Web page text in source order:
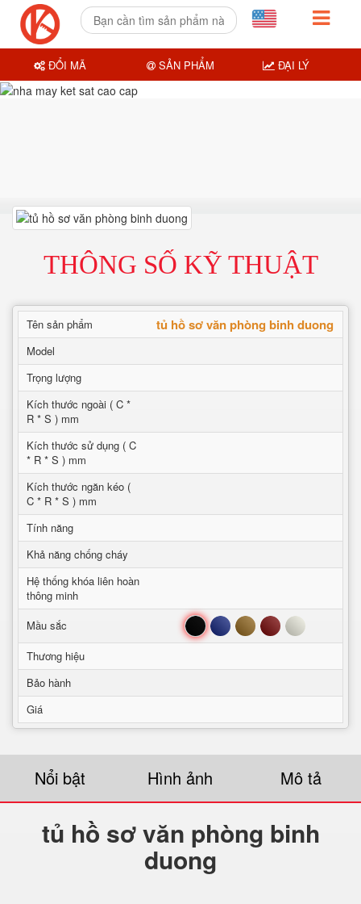
THÔNG SỐ KỸ THUẬT
Tên sản phẩm tủ hồ sơ văn phòng binh duong
Model
Trọng lượng
Kích thước ngoài ( C *
R * S ) mm
Kích thước sử dụng ( C
* R * S ) mm
Kích thước ngăn kéo (
C * R * S ) mm
Tính năng
Khả năng chống cháy
Hệ thống khóa liên hoàn
thông minh
Mầu sắc
Đen Xanh Nâu Đỏ Trắng
Thương hiệu
Bảo hành
Giá
Nổi bật Hình ảnh Mô tả
tủ hồ sơ văn phòng binh
duong
ĐỔI MÃ SẢN PHẨM ĐẠI LÝ